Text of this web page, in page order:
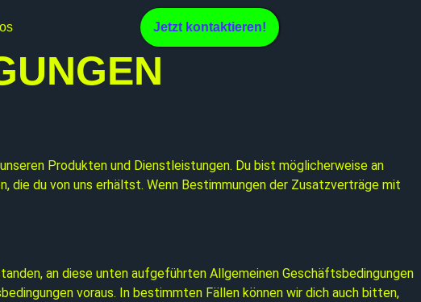
Jetzt kontaktieren!
Produkten und Dienstleistungen. Du bist möglicherweise an
die du von uns erhältst. Wenn Bestimmungen der Zusatzverträge mit
an diese unten aufgeführten Allgemeinen Geschäftsbedingungen
voraus. In bestimmten Fällen können wir dich auch bitten,